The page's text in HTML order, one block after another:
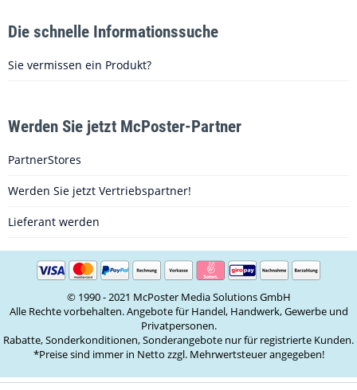
Die schnelle Informationssuche
Sie vermissen ein Produkt?
Werden Sie jetzt McPoster-Partner
PartnerStores
Werden Sie jetzt Vertriebspartner!
Lieferant werden
© 1990 - 2021 McPoster Media Solutions GmbH
Alle Rechte vorbehalten. Angebote für Handel, Handwerk, Gewerbe und
Privatpersonen.
Rabatte, Sonderkonditionen, Sonderangebote nur für registrierte Kunden.
*Preise sind immer in Netto zzgl. Mehrwertsteuer angegeben!